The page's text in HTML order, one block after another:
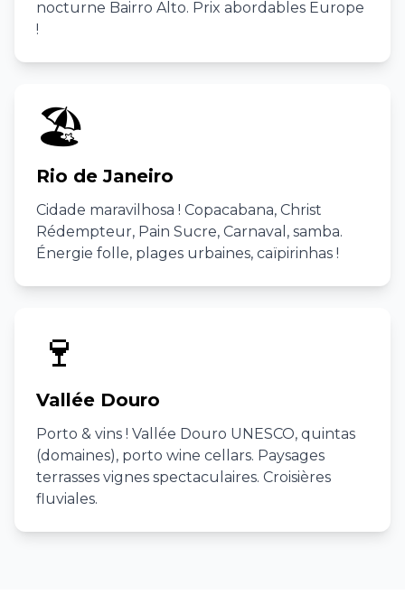
nocturne Bairro Alto. Prix abordables Europe
!
🏖️
Rio de Janeiro
Cidade maravilhosa ! Copacabana, Christ
Rédempteur, Pain Sucre, Carnaval, samba.
Énergie folle, plages urbaines, caïpirinhas !
🍷
Vallée Douro
Porto & vins ! Vallée Douro UNESCO, quintas
(domaines), porto wine cellars. Paysages
terrasses vignes spectaculaires. Croisières
fluviales.